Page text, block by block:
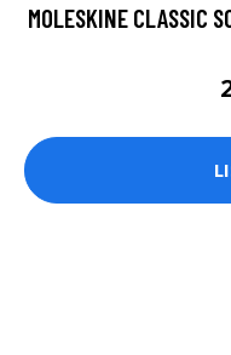
MOLESKINE CLASSIC